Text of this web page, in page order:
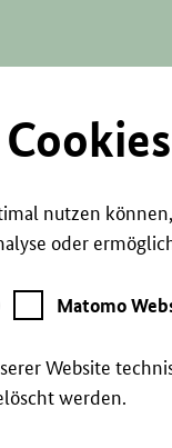
nutzen
oder
Matomo
Webstatistik
Matomo
Website
werden.